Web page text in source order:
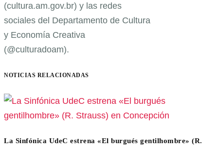
(cultura.am.gov.br) y las redes
sociales del Departamento de Cultura
y Economía Creativa
(@culturadoam).
NOTICIAS RELACIONADAS
La Sinfónica UdeC estrena «El burgués gentilhombre» (R.